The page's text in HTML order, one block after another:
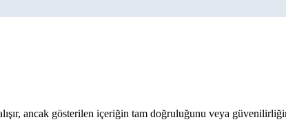
ancak gösterilen içeriğin tam doğruluğunu veya